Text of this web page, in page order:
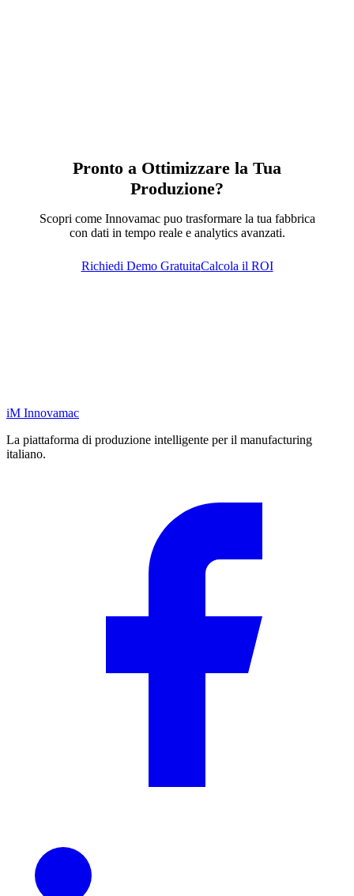
Pronto a Ottimizzare la Tua
Produzione?
Scopri come Innovamac puo trasformare la tua fabbrica
con dati in tempo reale e analytics avanzati.
Richiedi Demo GratuitaCalcola il ROI
iM Innovamac
La piattaforma di produzione intelligente per il manufacturing
italiano.